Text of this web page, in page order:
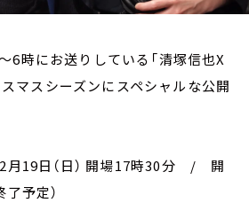
6時にお送りしている「清塚信也X
マスシーズンにスペシャルな公開
月19日（日） 開場17時30分 / 開
予定）